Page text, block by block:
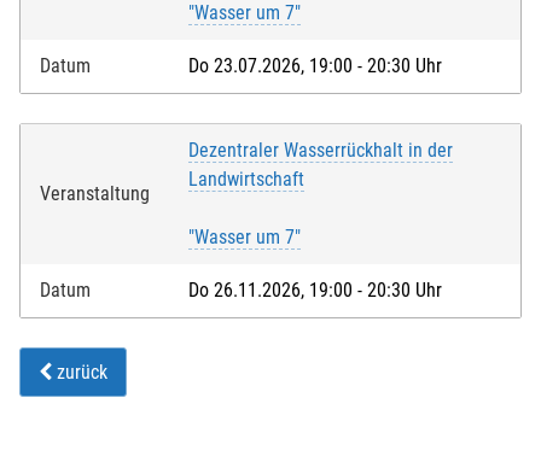
"Wasser um 7"
Datum Do 23.07.2026, 19:00 - 20:30 Uhr
Veranstaltung
Dezentraler Wasserrückhalt in der
Landwirtschaft
"Wasser um 7"
Datum Do 26.11.2026, 19:00 - 20:30 Uhr
zurück